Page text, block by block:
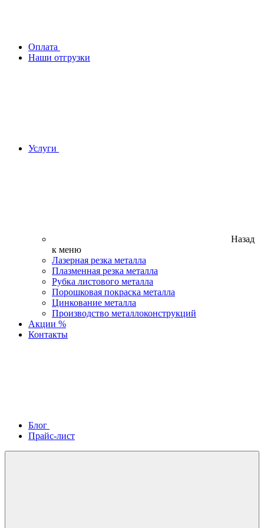
Оплата
Наши отгрузки
Услуги
Назад
к меню
Лазерная резка металла
Плазменная резка металла
Рубка листового металла
Порошковая покраска металла
Цинкование металла
Производство металлоконструкций
Акции %
Контакты
Блог
Прайс-лист